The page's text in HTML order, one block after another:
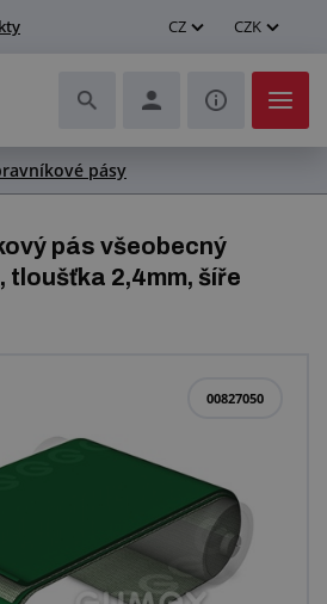
CZ CZK
výrobky
pásy
pás všeobecný
tloušťka 2,4mm, šíře
00827050